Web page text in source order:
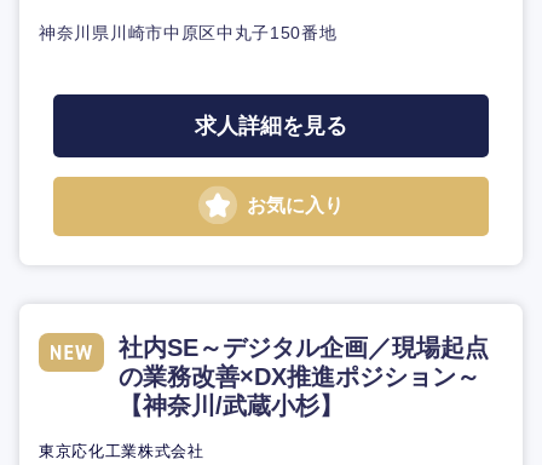
神奈川県川崎市中原区中丸子150番地
求人詳細を見る
お気に入り
社内SE～デジタル企画／現場起点
の業務改善×DX推進ポジション～
【神奈川/武蔵小杉】
東京応化工業株式会社